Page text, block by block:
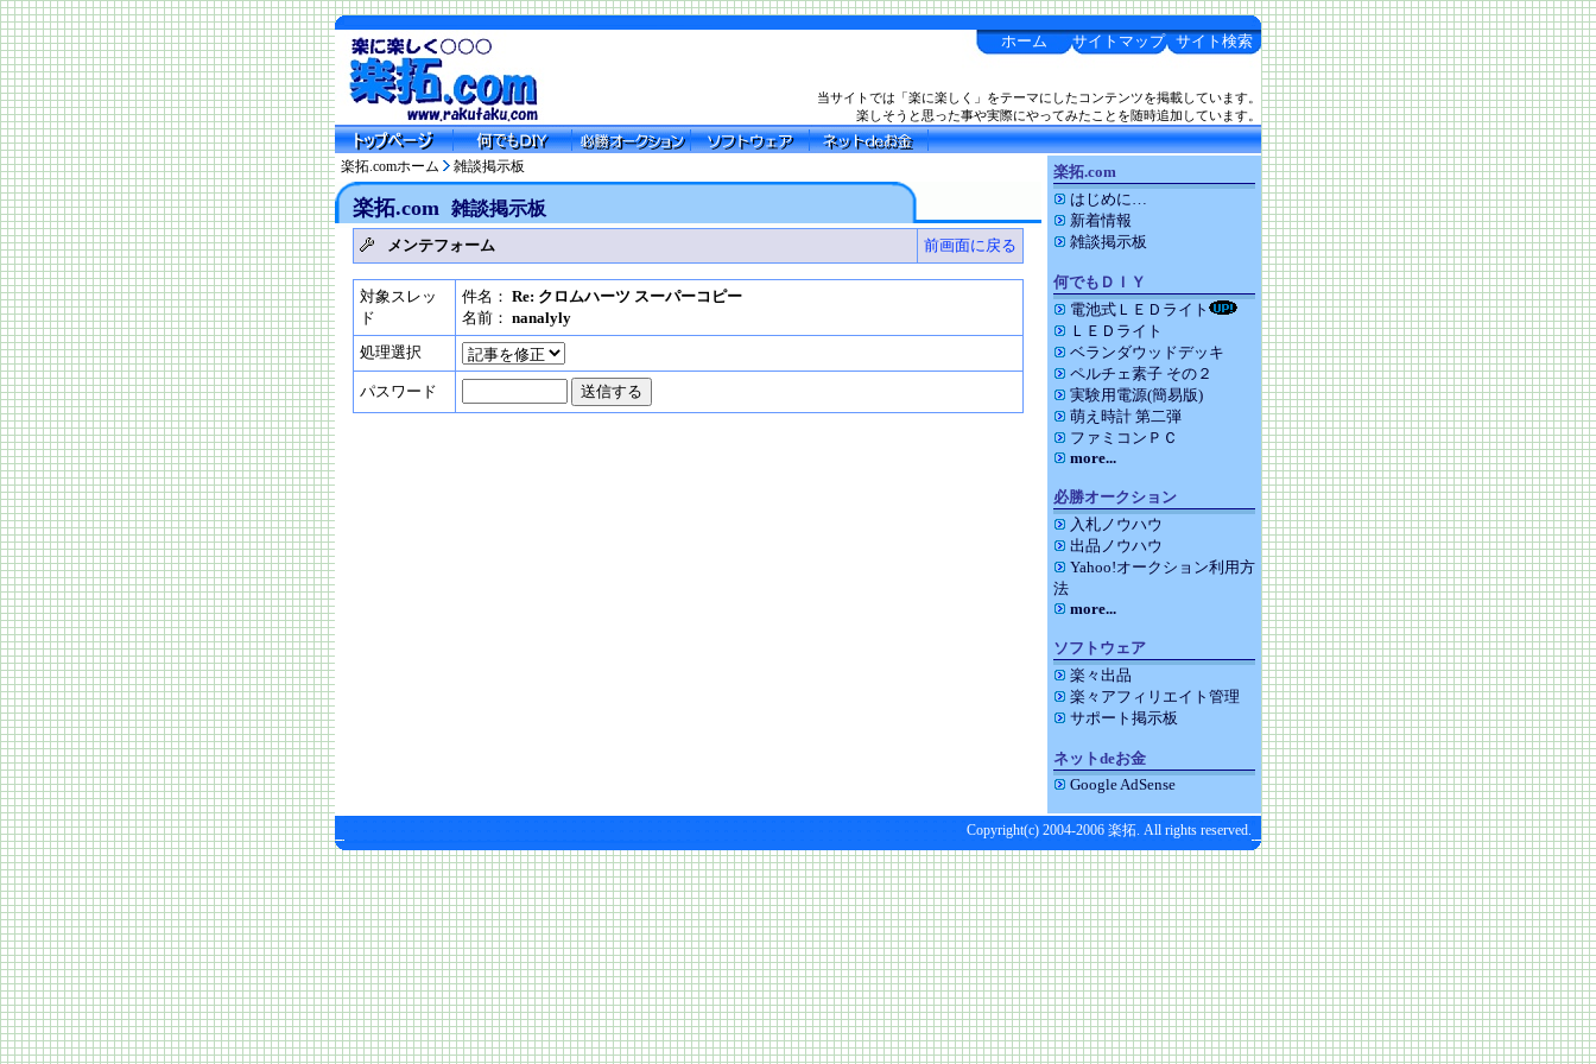
ホーム サイトマップ サイト検索
当サイトでは「楽に楽しく」をテーマにしたコンテンツを掲載しています。
楽しそうと思った事や実際にやってみたことを随時追加しています。
楽拓.comホーム 雑談掲示板
楽拓.com 雑談掲示板
メンテフォーム 前画面に戻る
対象スレッ
ド
件名： Re: クロムハーツ スーパーコピー
名前： nanalyly
処理選択
パスワード
楽拓.com
はじめに…
新着情報
雑談掲示板
何でもＤＩＹ
電池式ＬＥＤライト
ＬＥＤライト
ベランダウッドデッキ
ペルチェ素子 その２
実験用電源(簡易版)
萌え時計 第二弾
ファミコンＰＣ
more...
必勝オークション
入札ノウハウ
出品ノウハウ
Yahoo!オークション利用方
法
more...
ソフトウェア
楽々出品
楽々アフィリエイト管理
サポート掲示板
ネットdeお金
Google AdSense
Copyright(c) 2004-2006 楽拓. All rights reserved.